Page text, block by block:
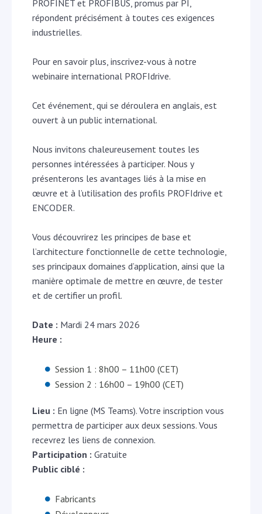
PROFINET et PROFIBUS, promus par PI,
répondent précisément à toutes ces exigences
industrielles.
Pour en savoir plus, inscrivez-vous à notre
webinaire international PROFIdrive.
Cet événement, qui se déroulera en anglais, est
ouvert à un public international.
Nous invitons chaleureusement toutes les
personnes intéressées à participer. Nous y
présenterons les avantages liés à la mise en
œuvre et à l’utilisation des profils PROFIdrive et
ENCODER.
Vous découvrirez les principes de base et
l’architecture fonctionnelle de cette technologie,
ses principaux domaines d’application, ainsi que la
manière optimale de mettre en œuvre, de tester
et de certifier un profil.
Date : Mardi 24 mars 2026
Heure :
Session 1 : 8h00 – 11h00 (CET)
Session 2 : 16h00 – 19h00 (CET)
Lieu : En ligne (MS Teams). Votre inscription vous
permettra de participer aux deux sessions. Vous
recevrez les liens de connexion.
Participation : Gratuite
Public ciblé :
Fabricants